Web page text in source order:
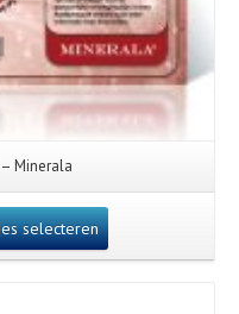
Minerala
selecteren